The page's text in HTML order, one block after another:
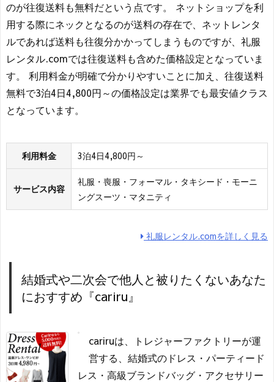
のが往復送料も無料だという点です。 ネットショップを利
用する際にネックとなるのが送料の存在で、ネットレンタ
ルであれば送料も往復分かかってしまうものですが、礼服
レンタル.comでは往復送料も含めた価格設定となっていま
す。 利用料金が明確で分かりやすいことに加え、往復送料
無料で3泊4日4,800円～の価格設定は業界でも最安値クラス
となっています。
利用料金 3泊4日4,800円～
サービス内容
礼服・喪服・フォーマル・タキシード・モーニ
ングスーツ・マタニティ
礼服レンタル.comを詳しく見る
結婚式や二次会で他人と被りたくないあなた
におすすめ『cariru』
cariruは、トレジャーファクトリーが運
営する、結婚式のドレス・パーティード
レス・高級ブランドバッグ・アクセサリー